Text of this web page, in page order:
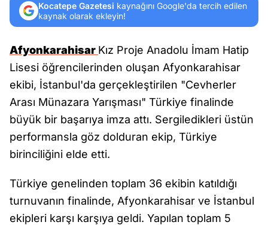
Kocatepe Gazetesi kaynağını Google'da tercih edilen
kaynak olarak ekleyin!
Afyonkarahisar Kız Proje Anadolu İmam Hatip
Lisesi öğrencilerinden oluşan Afyonkarahisar
ekibi, İstanbul'da gerçekleştirilen "Cevherler
Arası Münazara Yarışması" Türkiye finalinde
büyük bir başarıya imza attı. Sergiledikleri üstün
performansla göz dolduran ekip, Türkiye
birinciliğini elde etti.
Türkiye genelinden toplam 36 ekibin katıldığı
turnuvanın finalinde, Afyonkarahisar ve İstanbul
ekipleri karşı karşıya geldi. Yapılan toplam 5